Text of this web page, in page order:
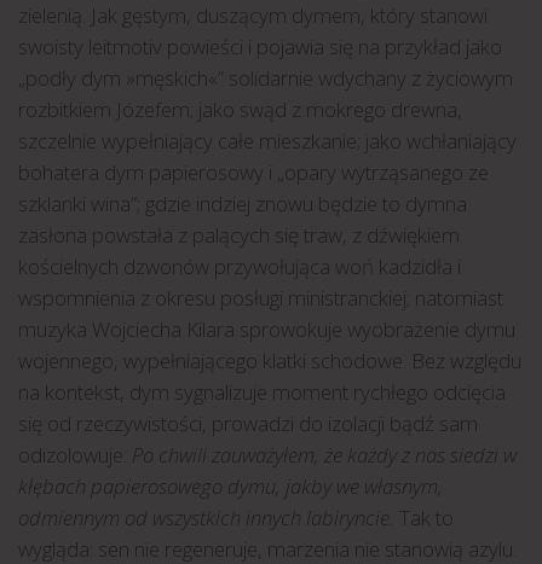
zielenią. Jak gęstym, duszącym dymem, który stanowi
swoisty leitmotiv powieści i pojawia się na przykład jako
„podły dym »męskich«” solidarnie wdychany z życiowym
rozbitkiem Józefem; jako swąd z mokrego drewna,
szczelnie wypełniający całe mieszkanie; jako wchłaniający
bohatera dym papierosowy i „opary wytrząsanego ze
szklanki wina”; gdzie indziej znowu będzie to dymna
zasłona powstała z palących się traw, z dźwiękiem
kościelnych dzwonów przywołująca woń kadzidła i
wspomnienia z okresu posługi ministranckiej; natomiast
muzyka Wojciecha Kilara sprowokuje wyobrażenie dymu
wojennego, wypełniającego klatki schodowe. Bez względu
na kontekst, dym sygnalizuje moment rychłego odcięcia
się od rzeczywistości, prowadzi do izolacji bądź sam
odizolowuje: Po chwili zauważyłem, że każdy z nas siedzi w
kłębach papierosowego dymu, jakby we własnym,
odmiennym od wszystkich innych labiryncie. Tak to
wygląda: sen nie regeneruje, marzenia nie stanowią azylu.